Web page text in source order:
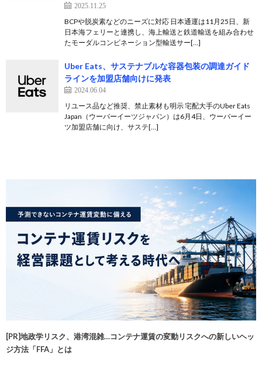
2025.11.25
BCPや脱炭素などのニーズに対応 日本通運は11月25日、新
日本海フェリーと連携し、海上輸送と鉄道輸送を組み合わせ
たモーダルコンビネーション型輸送サー[…]
Uber Eats、サステナブルな容器包装の調達ガイド
ラインを加盟店舗向けに発表
2024.06.04
リユース品など推奨、禁止素材も明示 宅配大手のUber Eats
Japan（ウーバーイーツジャパン）は6月4日、ウーバーイー
ツ加盟店舗に向け、サステ[…]
[PR]地政学リスク、港湾混雑…コンテナ運賃の変動リスクへの新しいヘッ
ジ方法「FFA」とは